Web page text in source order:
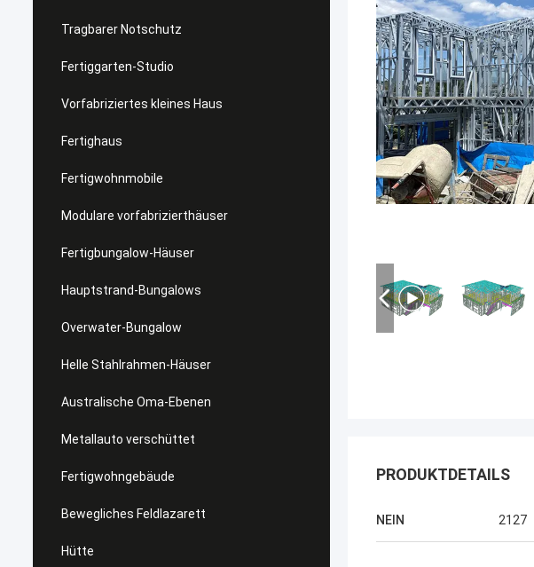
Tragbarer Notschutz
Fertiggarten-Studio
Vorfabriziertes kleines Haus
Fertighaus
Fertigwohnmobile
Modulare vorfabrizierthäuser
Fertigbungalow-Häuser
Hauptstrand-Bungalows
Overwater-Bungalow
Helle Stahlrahmen-Häuser
Australische Oma-Ebenen
Metallauto verschüttet
Fertigwohngebäude
Bewegliches Feldlazarett
Hütte
PRODUKTDETAILS
NEIN 2127